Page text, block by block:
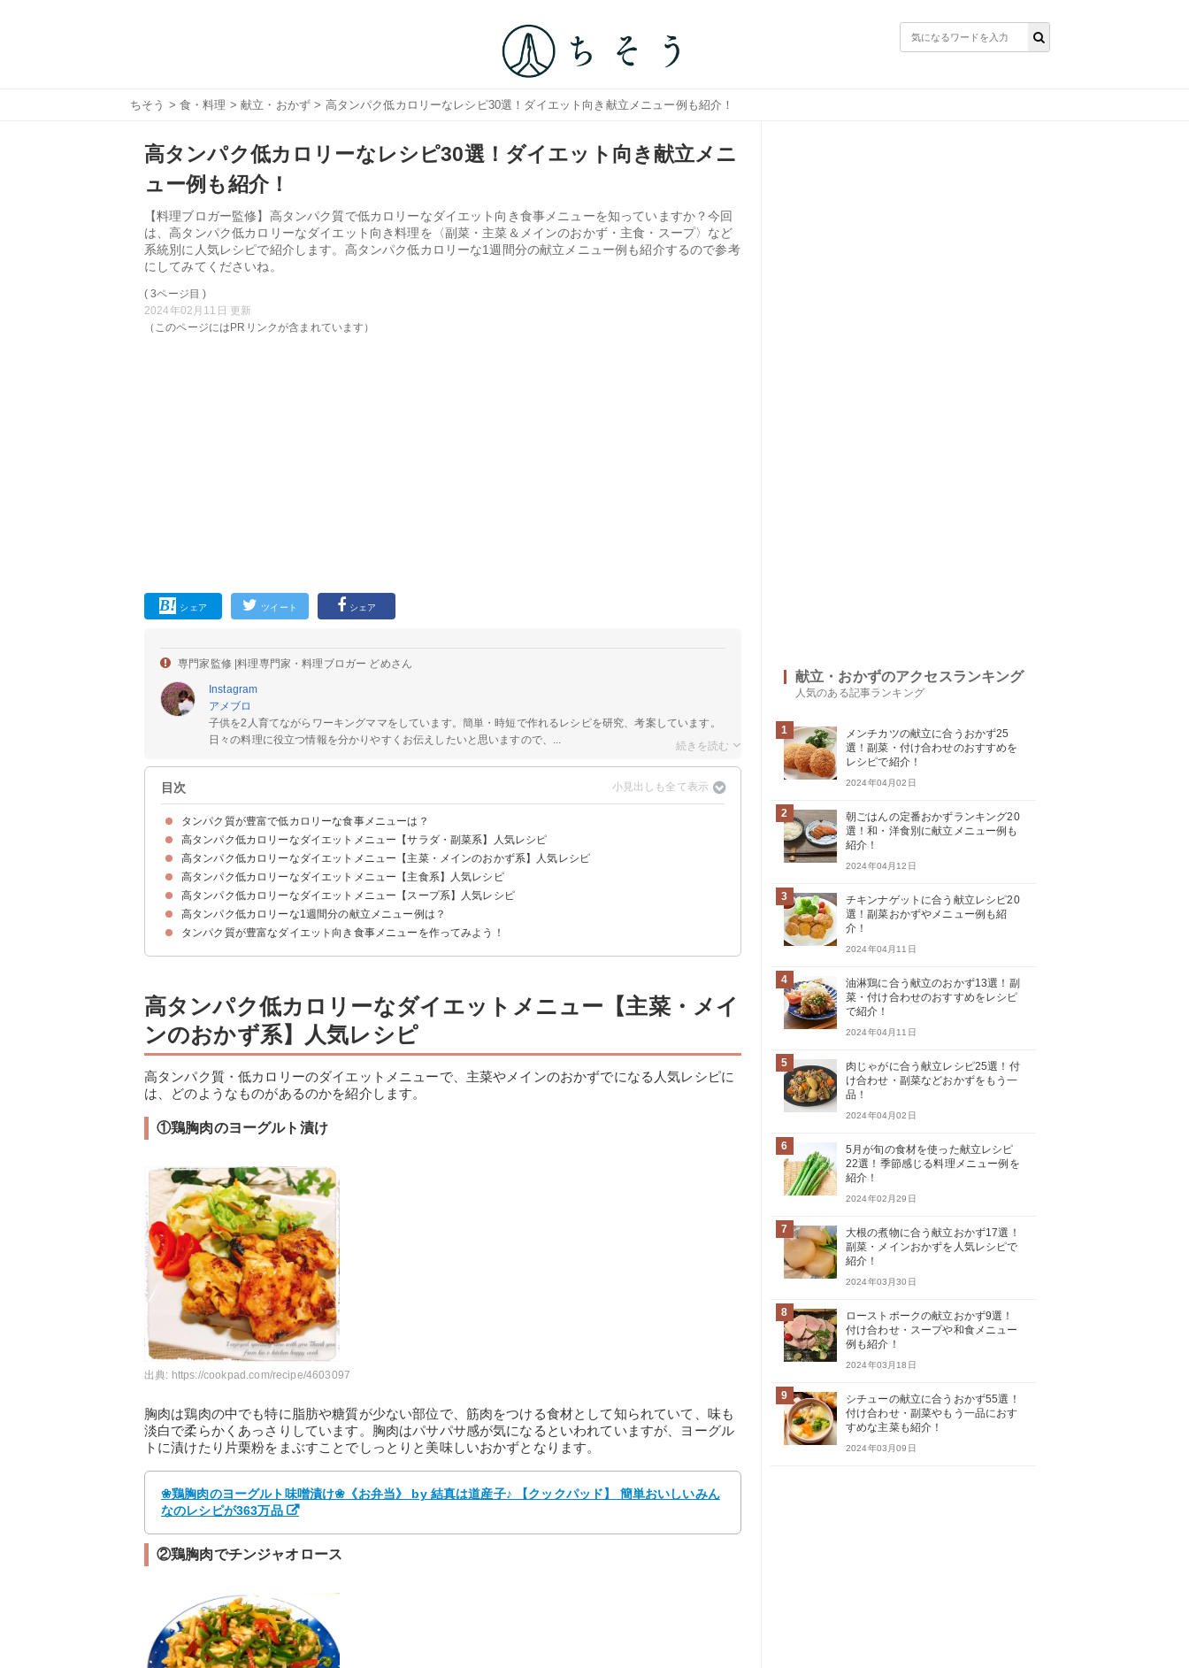
ちそう > 食・料理 >献立・おかず > 高タンパク低カロリーなレシピ30選！ダイエット向き献立メニュー例も紹介！
高タンパク低カロリーなレシピ30選！ダイエット向き献立メニ
ュー例も紹介！
【料理ブロガー監修】高タンパク質で低カロリーなダイエット向き食事メニューを知っていますか？今回
は、高タンパク低カロリーなダイエット向き料理を〈副菜・主菜＆メインのおかず・主食・スープ〉など
系統別に人気レシピで紹介します。高タンパク低カロリーな1週間分の献立メニュー例も紹介するので参考
にしてみてくださいね。
( 3ページ目 )
2024年02月11日 更新
（このページにはPRリンクが含まれています）
シェア ツイート シェア
専門家監修 |料理専門家・料理ブロガー どめさん
Instagram
アメブロ
子供を2人育てながらワーキングママをしています。簡単・時短で作れるレシピを研究、考案しています。
日々の料理に役立つ情報を分かりやすくお伝えしたいと思いますので、...
目次
タンパク質が豊富で低カロリーな食事メニューは？
高タンパク・低カロリーな食材の例
高タンパク低カロリーなダイエットメニュー【サラダ・副菜系】人気レシピ
①キュウリとささみの中華風サラダ
②作り置き可能な大豆のサラダ
③ヘルシー鶏胸肉と納豆のサラダ
④たまごのピクルス
⑤マグロの赤身deカルパッチョ
⑥サバ缶のチーズ焼き
⑦豆腐でチキンナゲット
⑧エビとおからのヨーグルト和え
高タンパク低カロリーなダイエットメニュー【主菜・メインのおかず系】人気レシピ
①鶏胸肉のヨーグルト漬け
②鶏胸肉でチンジャオロース
③鶏肉と海老のヘルシー水餃子
④鮭のホイル焼き
⑤豚バラ肉のレンジ蒸し
⑥イカの炒め物
⑦ガーリックポークステーキ
高タンパク低カロリーなダイエットメニュー【主食系】人気レシピ
①ヘルシー鶏胸肉のサンドイッチ
②簡単ヘルシーカルボナーラ風パスタ
③高野豆腐ご飯
④豆腐とささみの中華風おかゆ
⑤あっさり砂肝丼
⑥糖質ゼロのダイエットパン
⑦自炊でヘルシーチャーハン
⑧トルコ名物サバサンド
高タンパク低カロリーなダイエットメニュー【スープ系】人気レシピ
①豆腐と卵のスープ
②魚介入り豆乳deスープ
③韓国風タラのスープ
④トマトの豆乳スープ
⑤ささみと豆腐のあったかスープ
⑥オートミールで味噌スープ
⑦ささもの中華風スープ
高タンパク低カロリーな1週間分の献立メニュー例は？
献立メニュー例①
献立メニュー例②
献立メニュー例③
献立メニュー例④
献立メニュー例⑤
献立メニュー例⑥
献立メニュー例⑦
タンパク質が豊富なダイエット向き食事メニューを作ってみよう！
高タンパク低カロリーなダイエットメニュー【主菜・メイ
ンのおかず系】人気レシピ
高タンパク質・低カロリーのダイエットメニューで、主菜やメインのおかずでになる人気レシピに
は、どのようなものがあるのかを紹介します。
①鶏胸肉のヨーグルト漬け
出典: https://cookpad.com/recipe/4603097
胸肉は鶏肉の中でも特に脂肪や糖質が少ない部位で、筋肉をつける食材として知られていて、味も
淡白で柔らかくあっさりしています。胸肉はパサパサ感が気になるといわれていますが、ヨーグル
トに漬けたり片栗粉をまぶすことでしっとりと美味しいおかずとなります。
❀鶏胸肉のヨーグルト味噌漬け❀《お弁当》 by 結真は道産子♪ 【クックパッド】 簡単おいしいみん
なのレシピが363万品
②鶏胸肉でチンジャオロース
献立・おかずのアクセスランキング
人気のある記事ランキング
1
メンチカツの献立に合うおかず25
選！副菜・付け合わせのおすすめを
レシピで紹介！
2024年04月02日
2
朝ごはんの定番おかずランキング20
選！和・洋食別に献立メニュー例も
紹介！
2024年04月12日
3
チキンナゲットに合う献立レシピ20
選！副菜おかずやメニュー例も紹
介！
2024年04月11日
4
油淋鶏に合う献立のおかず13選！副
菜・付け合わせのおすすめをレシピ
で紹介！
2024年04月11日
5
肉じゃがに合う献立レシピ25選！付
け合わせ・副菜などおかずをもう一
品！
2024年04月02日
6
5月が旬の食材を使った献立レシピ
22選！季節感じる料理メニュー例を
紹介！
2024年02月29日
7
大根の煮物に合う献立おかず17選！
副菜・メインおかずを人気レシピで
紹介！
2024年03月30日
8
ローストポークの献立おかず9選！
付け合わせ・スープや和食メニュー
例も紹介！
2024年03月18日
9
シチューの献立に合うおかず55選！
付け合わせ・副菜やもう一品におす
すめな主菜も紹介！
2024年03月09日